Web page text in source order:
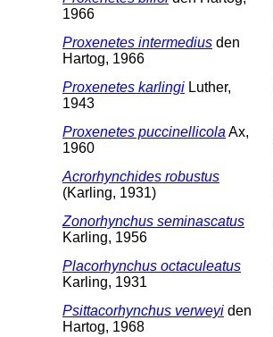
1966
Proxenetes intermedius den
Hartog, 1966
Proxenetes karlingi Luther,
1943
Proxenetes puccinellicola Ax,
1960
Acrorhynchides robustus
(Karling, 1931)
Zonorhynchus seminascatus
Karling, 1956
Placorhynchus octaculeatus
Karling, 1931
Psittacorhynchus verweyi den
Hartog, 1968